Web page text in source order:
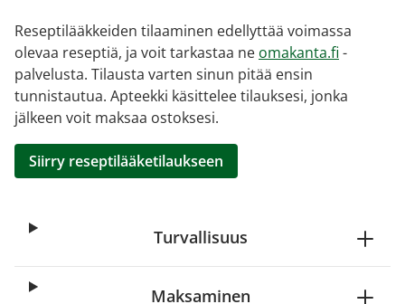
Reseptilääkkeiden tilaaminen edellyttää voimassa
olevaa reseptiä, ja voit tarkastaa ne omakanta.fi -
palvelusta. Tilausta varten sinun pitää ensin
tunnistautua. Apteekki käsittelee tilauksesi, jonka
jälkeen voit maksaa ostoksesi.
Siirry reseptilääketilaukseen
Turvallisuus
Maksaminen